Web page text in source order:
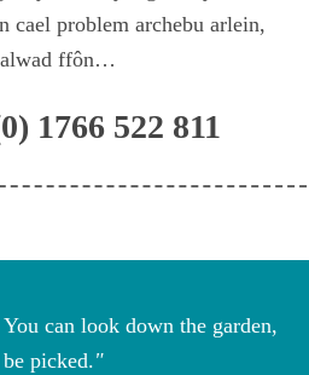
cael problem archebu arlein,
ffôn…
1766 522 811
can look down the garden,
picked.